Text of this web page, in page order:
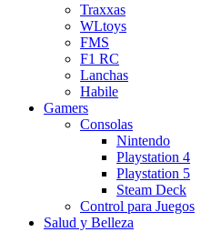
Traxxas
WLtoys
FMS
F1 RC
Lanchas
Habile
Gamers
Consolas
Nintendo
Playstation 4
Playstation 5
Steam Deck
Control para Juegos
Salud y Belleza